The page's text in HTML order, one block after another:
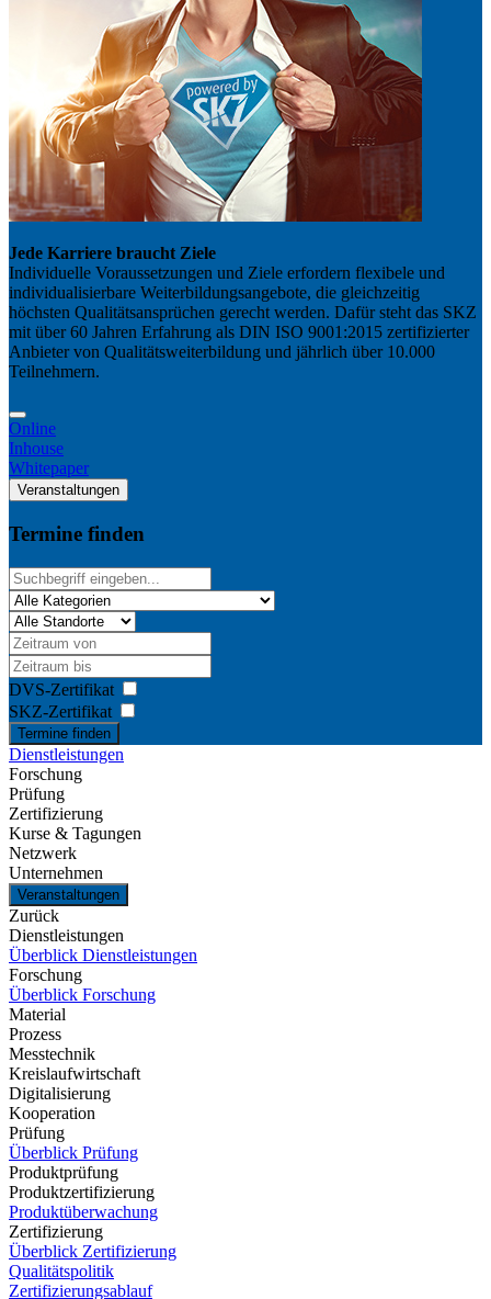
Jede Karriere braucht Ziele
Individuelle Voraussetzungen und Ziele erfordern flexibele und
individualisierbare Weiterbildungsangebote, die gleichzeitig
höchsten Qualitätsansprüchen gerecht werden. Dafür steht das SKZ
mit über 60 Jahren Erfahrung als DIN ISO 9001:2015 zertifizierter
Anbieter von Qualitätsweiterbildung und jährlich über 10.000
Teilnehmern.
Online
Inhouse
Whitepaper
Veranstaltungen
Termine finden
DVS-Zertifikat
SKZ-Zertifikat
Termine finden
Dienstleistungen
Forschung
Prüfung
Zertifizierung
Kurse & Tagungen
Netzwerk
Unternehmen
Veranstaltungen
Zurück
Dienstleistungen
Überblick Dienstleistungen
Forschung
Überblick Forschung
Material
Prozess
Messtechnik
Kreislaufwirtschaft
Digitalisierung
Kooperation
Prüfung
Überblick Prüfung
Produktprüfung
Produktzertifizierung
Produktüberwachung
Zertifizierung
Überblick Zertifizierung
Qualitätspolitik
Zertifizierungsablauf